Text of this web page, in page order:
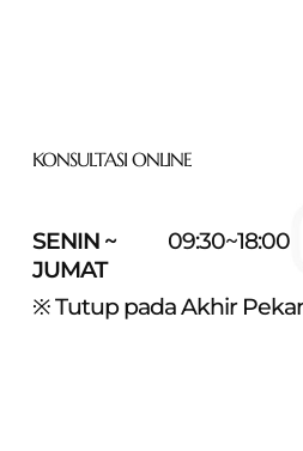
KONSULTASI ONLINE
SENIN ~
JUMAT
09:30~18:00
※ Tutup pada Akhir